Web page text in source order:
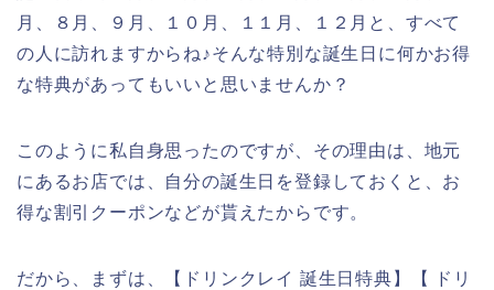
月、８月、９月、１０月、１１月、１２月と、すべて
の人に訪れますからね♪そんな特別な誕生日に何かお得
な特典があってもいいと思いませんか？
このように私自身思ったのですが、その理由は、地元
にあるお店では、自分の誕生日を登録しておくと、お
得な割引クーポンなどが貰えたからです。
だから、まずは、【ドリンクレイ 誕生日特典】【 ドリ